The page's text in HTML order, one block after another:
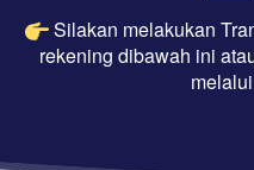
Silakan melakukan
rekening dibawah ini